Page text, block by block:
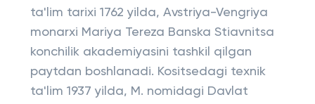
ta'lim tarixi 1762 yilda, Avstriya-Vengriya
monarxi Mariya Tereza Banska Stiavnitsa
konchilik akademiyasini tashkil qilgan
paytdan boshlanadi. Kositsedagi texnik
ta'lim 1937 yilda, M. nomidagi Davlat